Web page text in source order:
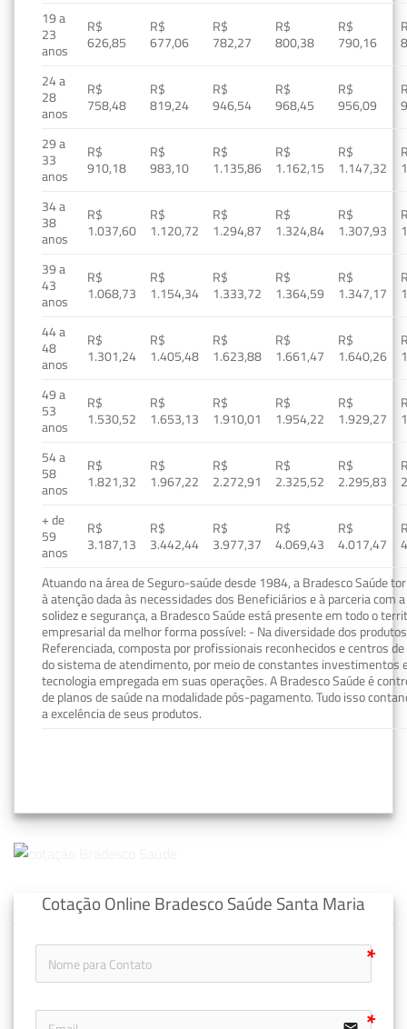
19 a
23
anos
R$
626,85
R$
677,06
R$
782,27
R$
800,38
R$
790,16
24 a
28
anos
R$
758,48
R$
819,24
R$
946,54
R$
968,45
R$
956,09
29 a
33
anos
R$
910,18
R$
983,10
R$
1.135,86
R$
1.162,15
R$
1.147,32
34 a
38
anos
R$
1.037,60
R$
1.120,72
R$
1.294,87
R$
1.324,84
R$
1.307,93
39 a
43
anos
R$
1.068,73
R$
1.154,34
R$
1.333,72
R$
1.364,59
R$
1.347,17
44 a
48
anos
R$
1.301,24
R$
1.405,48
R$
1.623,88
R$
1.661,47
R$
1.640,26
49 a
53
anos
R$
1.530,52
R$
1.653,13
R$
1.910,01
R$
1.954,22
R$
1.929,27
54 a
58
anos
R$
1.821,32
R$
1.967,22
R$
2.272,91
R$
2.325,52
R$
2.295,83
+ de
59
anos
R$
3.187,13
R$
3.442,44
R$
3.977,37
R$
4.069,43
R$
4.017,47
Atuando na área de Seguro-saúde desde 1984, a Bradesco Saúde
à atenção dada às necessidades dos Beneficiários e à parceria com
solidez e segurança, a Bradesco Saúde está presente em todo o
empresarial da melhor forma possível: - Na diversidade dos
Referenciada, composta por profissionais reconhecidos e centros
do sistema de atendimento, por meio de constantes investimentos
tecnologia empregada em suas operações. A Bradesco Saúde é
de planos de saúde na modalidade pós-pagamento. Tudo isso
a excelência de seus produtos.
Cotação Online Bradesco Saúde Santa Maria